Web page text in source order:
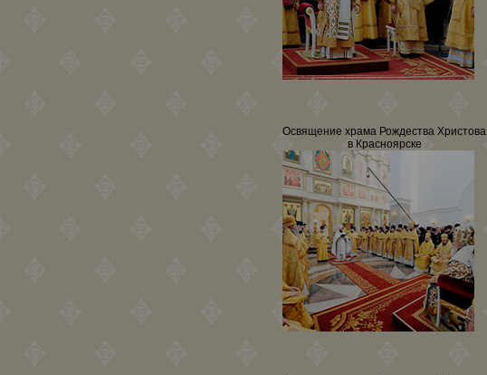
Освящение храма Рождества Христова
в Красноярске